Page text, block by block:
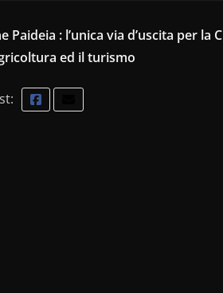
Paideia : l’unica via d’uscita per la C
ed il turismo